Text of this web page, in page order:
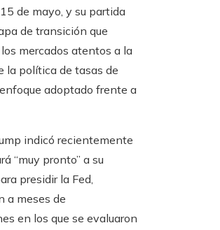
de mayo, y su partida
de transición que
mercados atentos a la
la política de tasas de
adoptado frente a
indicó recientemente
“muy pronto” a su
presidir la Fed,
a meses de
en los que se evaluaron